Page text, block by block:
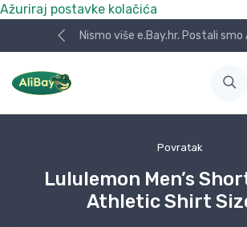
Ažuriraj postavke kolačića
Nismo više e.Bay.hr. Postali smo
Povratak
Lululemon Men’s
Athletic Shirt